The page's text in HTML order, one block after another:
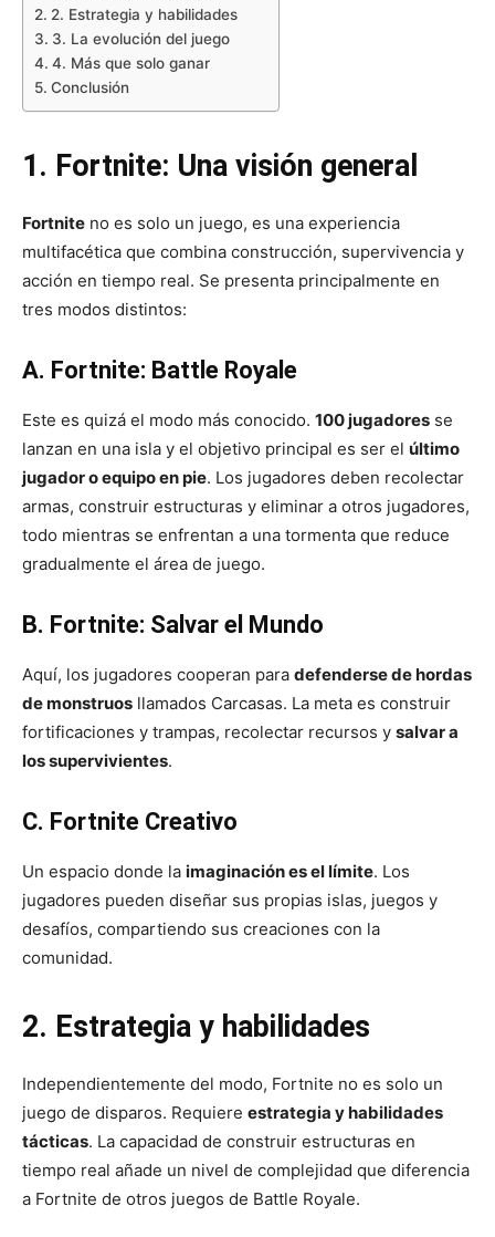
2. Estrategia y habilidades
3. La evolución del juego
4. Más que solo ganar
Conclusión
1. Fortnite: Una visión general
Fortnite no es solo un juego, es una experiencia
multifacética que combina construcción, supervivencia y
acción en tiempo real. Se presenta principalmente en
tres modos distintos:
A. Fortnite: Battle Royale
Este es quizá el modo más conocido. 100 jugadores se
lanzan en una isla y el objetivo principal es ser el último
jugador o equipo en pie. Los jugadores deben recolectar
armas, construir estructuras y eliminar a otros jugadores,
todo mientras se enfrentan a una tormenta que reduce
gradualmente el área de juego.
B. Fortnite: Salvar el Mundo
Aquí, los jugadores cooperan para defenderse de hordas
de monstruos llamados Carcasas. La meta es construir
fortificaciones y trampas, recolectar recursos y salvar a
los supervivientes.
C. Fortnite Creativo
Un espacio donde la imaginación es el límite. Los
jugadores pueden diseñar sus propias islas, juegos y
desafíos, compartiendo sus creaciones con la
comunidad.
2. Estrategia y habilidades
Independientemente del modo, Fortnite no es solo un
juego de disparos. Requiere estrategia y habilidades
tácticas. La capacidad de construir estructuras en
tiempo real añade un nivel de complejidad que diferencia
a Fortnite de otros juegos de Battle Royale.